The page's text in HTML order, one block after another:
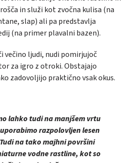
in služi kot zvočna kulisa (na
slap) ali pa predstavlja
(na primer plavalni bazen).
večino ljudi, nudi pomirjujoč
za igro z otroki. Obstajajo
zadovoljijo praktično vsak okus.
lahko tudi na manjšem vrtu
razpolovljen lesen
na tako majhni površini
vodne rastline, kot so